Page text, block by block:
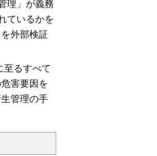
理」が義務
ているかを
外部検証
るすべて
害要因を
管理の手